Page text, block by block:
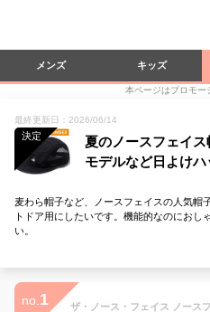
メンズ キッズ
本ページはプロモー
最終更新日：2026/06/14
決定
夏のノースフェイ
モデルなど日よけ
麦わら帽子など、ノースフェイスの人気帽
トドア用にしたいです。機能的なのにおし
い。
no. 1